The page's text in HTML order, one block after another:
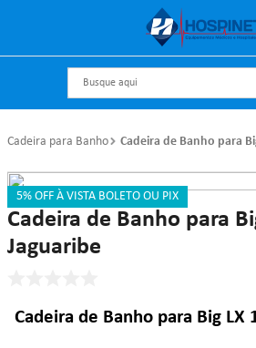
Cadeira para Banho Cadeira de Banho para
5% OFF À VISTA BOLETO OU PIX
Referência :891 Jaguaribe
Cadeira de Banho para
Jaguaribe
Cadeira de Banho para Big LX